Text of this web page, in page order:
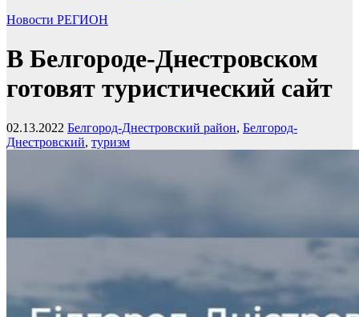
Новости РЕГИОН
В Белгороде-Днестровском
готовят туристический сайт
02.13.2022 Белгород-Днестровский район, Белгород-
Днестровский, туризм